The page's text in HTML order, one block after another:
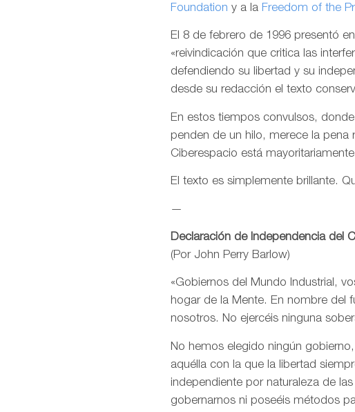
Foundation y a la Freedom of the
El 8 de febrero de 1996 presentó
«reivindicación que critica las
defendiendo su libertad y su
desde su redacción el texto
En estos tiempos convulsos,
penden de un hilo, merece la pena
Ciberespacio está
El texto es simplemente brillante.
—
Declaración de Independencia del
(Por John Perry Barlow)
«Gobiernos del Mundo Industrial,
hogar de la Mente. En nombre del
nosotros. No ejercéis ninguna
No hemos elegido ningún
aquélla con la que la libertad
independiente por naturaleza de
gobernarnos ni poseéis métodos